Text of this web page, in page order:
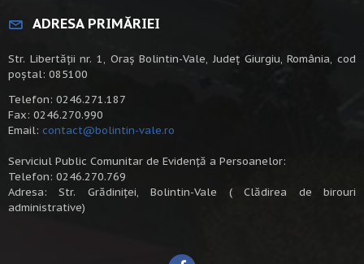
ADRESA PRIMĂRIEI
Str. Libertății nr. 1, Oraș Bolintin-Vale, Județ Giurgiu, România, cod
poștal: 085100
Telefon: 0246.271.187
Fax: 0246.270.990
Email: contact@bolintin-vale.ro
Serviciul Public Comunitar de Evidență a Persoanelor:
Telefon: 0246.270.769
Adresa: Str. Grădiniței, Bolintin-Vale ( Clădirea de birouri
administrative)